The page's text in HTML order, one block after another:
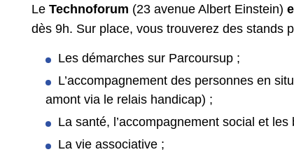
Le Technoforum (23 avenue Albert Einstein)
dès 9h. Sur place, vous trouverez des stands
Les démarches sur Parcoursup ;
L’accompagnement des personnes en
amont via le relais handicap) ;
La santé, l’accompagnement social et les
La vie associative ;